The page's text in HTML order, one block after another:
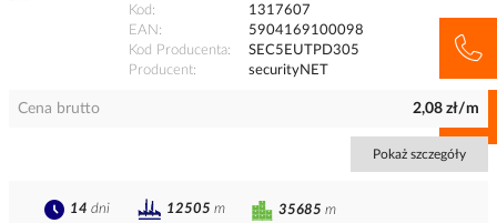
Kod
1317607
EAN
5904169100098
Kod Producenta
SEC5EUTPD305
Producent
securityNET
Cena brutto 2,08 zł/m
Pokaż szczegóły
35685 m
14 dni 12505 m